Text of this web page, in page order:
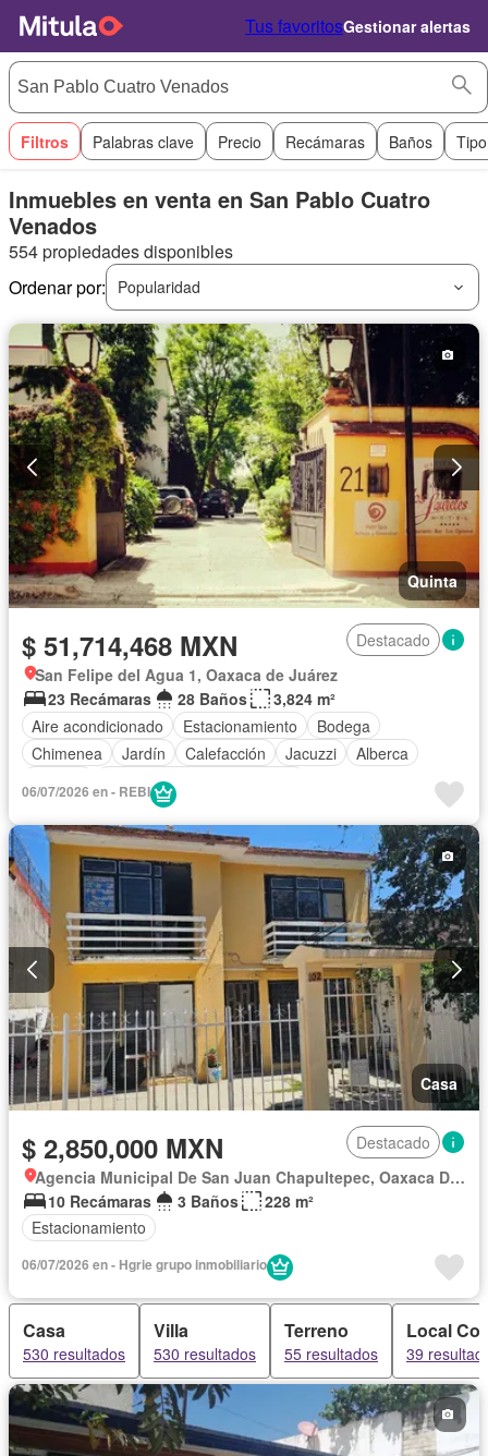
Tus favoritosGestionar alertas
Filtros Palabras clave Precio Recámaras Baños
Inmuebles en venta en San Pablo Cuatro
Venados
554 propiedades disponibles
Ordenar por:
Popularidad
Quinta
$ 51,714,468 MXN
Destacado
San Felipe del Agua 1, Oaxaca de Juárez
23 Recámaras
28 Baños
3,824 m²
Aire acondicionado
Estacionamiento
Bodega
Chimenea
Jardín Calefacción Jacuzzi
Alberca
Completamente amueblado
06/07/2026 en - REBI
Casa
$ 2,850,000 MXN
Destacado
Agencia Municipal De San Juan Chapultepec, Oaxaca De Juárez
10 Recámaras
3 Baños
228 m²
Estacionamiento
06/07/2026 en - Hgrie grupo inmobiliario
Casa
530 resultados
Villa
530 resultados
Terreno
55 resultados
Local
39